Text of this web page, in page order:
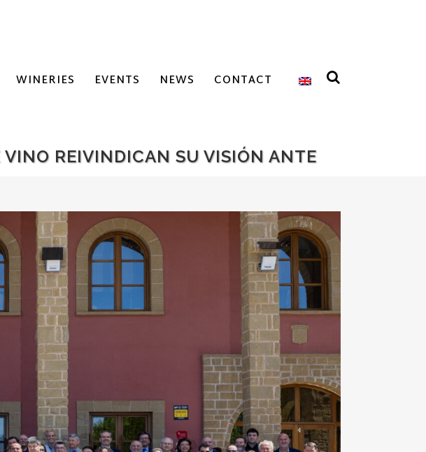
WINERIES EVENTS NEWS CONTACT
REIVINDICAN SU VISIÓN ANTE